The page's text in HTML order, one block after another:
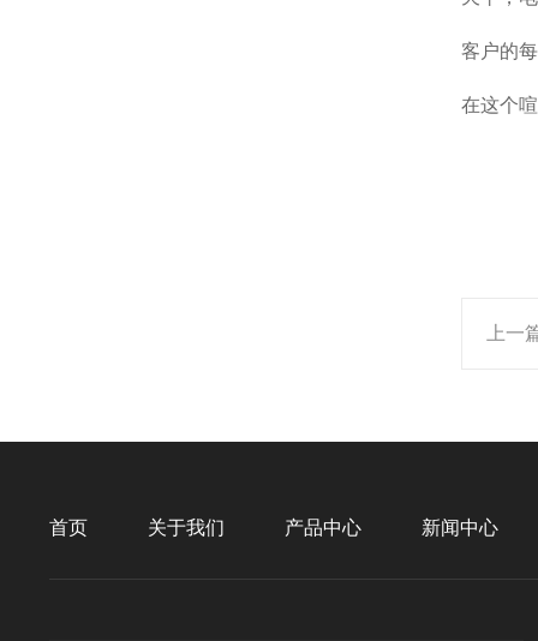
客户的
在这个
上一
首页 关于我们 产品中心 新闻中心